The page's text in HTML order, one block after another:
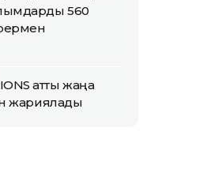
560
атты жаңа
жариялады